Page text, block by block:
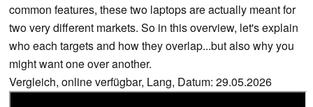
common features, these two laptops are actually meant for
two very different markets. So in this overview, let's explain
who each targets and how they overlap...but also why you
might want one over another.
Vergleich, online verfügbar, Lang, Datum: 29.05.2026